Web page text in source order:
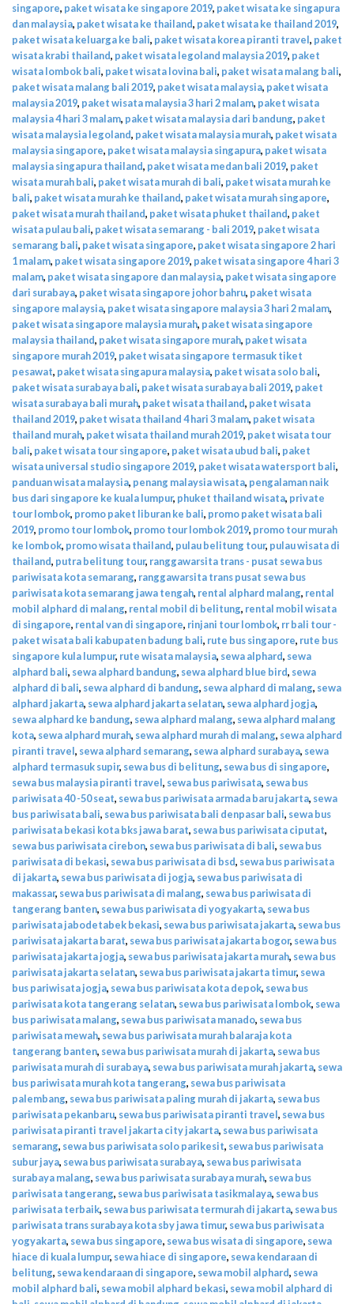
singapore, paket wisata ke singapore 2019, paket wisata ke singapura
dan malaysia, paket wisata ke thailand, paket wisata ke thailand 2019,
paket wisata keluarga ke bali, paket wisata korea piranti travel, paket
wisata krabi thailand, paket wisata legoland malaysia 2019, paket
wisata lombok bali, paket wisata lovina bali, paket wisata malang bali,
paket wisata malang bali 2019, paket wisata malaysia, paket wisata
malaysia 2019, paket wisata malaysia 3 hari 2 malam, paket wisata
malaysia 4 hari 3 malam, paket wisata malaysia dari bandung, paket
wisata malaysia legoland, paket wisata malaysia murah, paket wisata
malaysia singapore, paket wisata malaysia singapura, paket wisata
malaysia singapura thailand, paket wisata medan bali 2019, paket
wisata murah bali, paket wisata murah di bali, paket wisata murah ke
bali, paket wisata murah ke thailand, paket wisata murah singapore,
paket wisata murah thailand, paket wisata phuket thailand, paket
wisata pulau bali, paket wisata semarang - bali 2019, paket wisata
semarang bali, paket wisata singapore, paket wisata singapore 2 hari
1 malam, paket wisata singapore 2019, paket wisata singapore 4 hari 3
malam, paket wisata singapore dan malaysia, paket wisata singapore
dari surabaya, paket wisata singapore johor bahru, paket wisata
singapore malaysia, paket wisata singapore malaysia 3 hari 2 malam,
paket wisata singapore malaysia murah, paket wisata singapore
malaysia thailand, paket wisata singapore murah, paket wisata
singapore murah 2019, paket wisata singapore termasuk tiket
pesawat, paket wisata singapura malaysia, paket wisata solo bali,
paket wisata surabaya bali, paket wisata surabaya bali 2019, paket
wisata surabaya bali murah, paket wisata thailand, paket wisata
thailand 2019, paket wisata thailand 4 hari 3 malam, paket wisata
thailand murah, paket wisata thailand murah 2019, paket wisata tour
bali, paket wisata tour singapore, paket wisata ubud bali, paket
wisata universal studio singapore 2019, paket wisata watersport bali,
panduan wisata malaysia, penang malaysia wisata, pengalaman naik
bus dari singapore ke kuala lumpur, phuket thailand wisata, private
tour lombok, promo paket liburan ke bali, promo paket wisata bali
2019, promo tour lombok, promo tour lombok 2019, promo tour murah
ke lombok, promo wisata thailand, pulau belitung tour, pulau wisata di
thailand, putra belitung tour, ranggawarsita trans - pusat sewa bus
pariwisata kota semarang, ranggawarsita trans pusat sewa bus
pariwisata kota semarang jawa tengah, rental alphard malang, rental
mobil alphard di malang, rental mobil di belitung, rental mobil wisata
di singapore, rental van di singapore, rinjani tour lombok, rr bali tour -
paket wisata bali kabupaten badung bali, rute bus singapore, rute bus
singapore kula lumpur, rute wisata malaysia, sewa alphard, sewa
alphard bali, sewa alphard bandung, sewa alphard blue bird, sewa
alphard di bali, sewa alphard di bandung, sewa alphard di malang, sewa
alphard jakarta, sewa alphard jakarta selatan, sewa alphard jogja,
sewa alphard ke bandung, sewa alphard malang, sewa alphard malang
kota, sewa alphard murah, sewa alphard murah di malang, sewa alphard
piranti travel, sewa alphard semarang, sewa alphard surabaya, sewa
alphard termasuk supir, sewa bus di belitung, sewa bus di singapore,
sewa bus malaysia piranti travel, sewa bus pariwisata, sewa bus
pariwisata 40 -50 seat, sewa bus pariwisata armada baru jakarta, sewa
bus pariwisata bali, sewa bus pariwisata bali denpasar bali, sewa bus
pariwisata bekasi kota bks jawa barat, sewa bus pariwisata ciputat,
sewa bus pariwisata cirebon, sewa bus pariwisata di bali, sewa bus
pariwisata di bekasi, sewa bus pariwisata di bsd, sewa bus pariwisata
di jakarta, sewa bus pariwisata di jogja, sewa bus pariwisata di
makassar, sewa bus pariwisata di malang, sewa bus pariwisata di
tangerang banten, sewa bus pariwisata di yogyakarta, sewa bus
pariwisata jabodetabek bekasi, sewa bus pariwisata jakarta, sewa bus
pariwisata jakarta barat, sewa bus pariwisata jakarta bogor, sewa bus
pariwisata jakarta jogja, sewa bus pariwisata jakarta murah, sewa bus
pariwisata jakarta selatan, sewa bus pariwisata jakarta timur, sewa
bus pariwisata jogja, sewa bus pariwisata kota depok, sewa bus
pariwisata kota tangerang selatan, sewa bus pariwisata lombok, sewa
bus pariwisata malang, sewa bus pariwisata manado, sewa bus
pariwisata mewah, sewa bus pariwisata murah balaraja kota
tangerang banten, sewa bus pariwisata murah di jakarta, sewa bus
pariwisata murah di surabaya, sewa bus pariwisata murah jakarta, sewa
bus pariwisata murah kota tangerang, sewa bus pariwisata
palembang, sewa bus pariwisata paling murah di jakarta, sewa bus
pariwisata pekanbaru, sewa bus pariwisata piranti travel, sewa bus
pariwisata piranti travel jakarta city jakarta, sewa bus pariwisata
semarang, sewa bus pariwisata solo parikesit, sewa bus pariwisata
subur jaya, sewa bus pariwisata surabaya, sewa bus pariwisata
surabaya malang, sewa bus pariwisata surabaya murah, sewa bus
pariwisata tangerang, sewa bus pariwisata tasikmalaya, sewa bus
pariwisata terbaik, sewa bus pariwisata termurah di jakarta, sewa bus
pariwisata trans surabaya kota sby jawa timur, sewa bus pariwisata
yogyakarta, sewa bus singapore, sewa bus wisata di singapore, sewa
hiace di kuala lumpur, sewa hiace di singapore, sewa kendaraan di
belitung, sewa kendaraan di singapore, sewa mobil alphard, sewa
mobil alphard bali, sewa mobil alphard bekasi, sewa mobil alphard di